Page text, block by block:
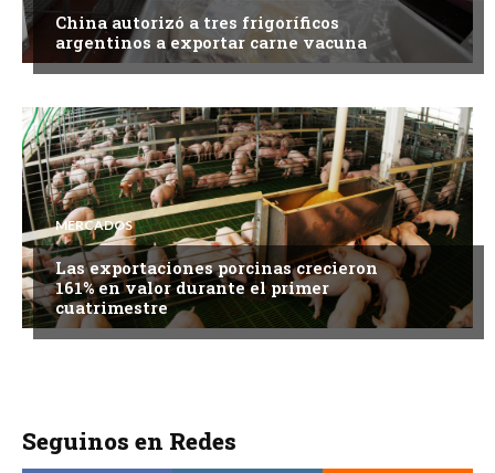
China autorizó a tres frigoríficos
argentinos a exportar carne vacuna
MERCADOS
Las exportaciones porcinas crecieron
161% en valor durante el primer
cuatrimestre
Seguinos en Redes